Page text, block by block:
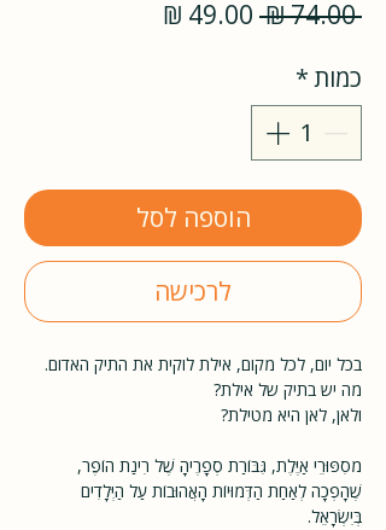
‏74.00 ‏₪
מחיר
כמות*
הוספה לסל
לרכישה
בכל יום, לכל מקום, אילת לוקית את התיק האדום.
מה יש בתיק של אילת?
ולאן, לאן היא מטילת?
מסִפּוּרֵי אַיֶּלֶת, גִּבּוֹרַת סְפָרֶיהָ שֶׁל רִינַת הוֹפֶר,
שֶׁהָפְכָה לְאַחַת הַדְּמוּיוֹת הָאֲהוּבוֹת עַל הַיְּלָדִים
בְּיִשְׂרָאֵל.